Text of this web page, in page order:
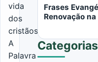
vida
dos
cristãos.
A
Palavra
Frases
Renovação
Categorias